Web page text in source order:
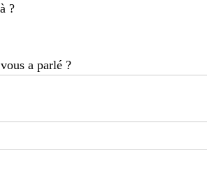
?
a parlé ?